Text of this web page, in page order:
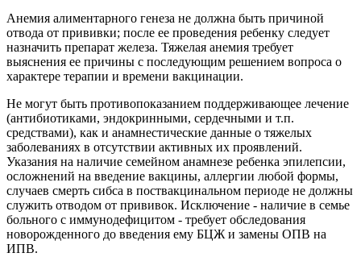
Анемия алиментарного генеза не должна быть причиной
отвода от прививки; после ее проведения ребенку следует
назначить препарат железа. Тяжелая анемия требует
выяснения ее причины с последующим решением вопроса о
характере терапии и времени вакцинации.
Не могут быть противопоказанием поддерживающее лечение
(антибиотиками, эндокринными, сердечными и т.п.
средствами), как и анамнестические данные о тяжелых
заболеваниях в отсутствии активных их проявлений.
Указания на наличие семейном анамнезе ребенка эпилепсии,
осложнений на введение вакцины, аллергии любой формы,
случаев смерть сибса в поствакцинальном периоде не должны
служить отводом от прививок. Исключение - наличие в семье
больного с иммунодефицитом - требует обследования
новорожденного до введения ему БЦЖ и замены ОПВ на
ИПВ.